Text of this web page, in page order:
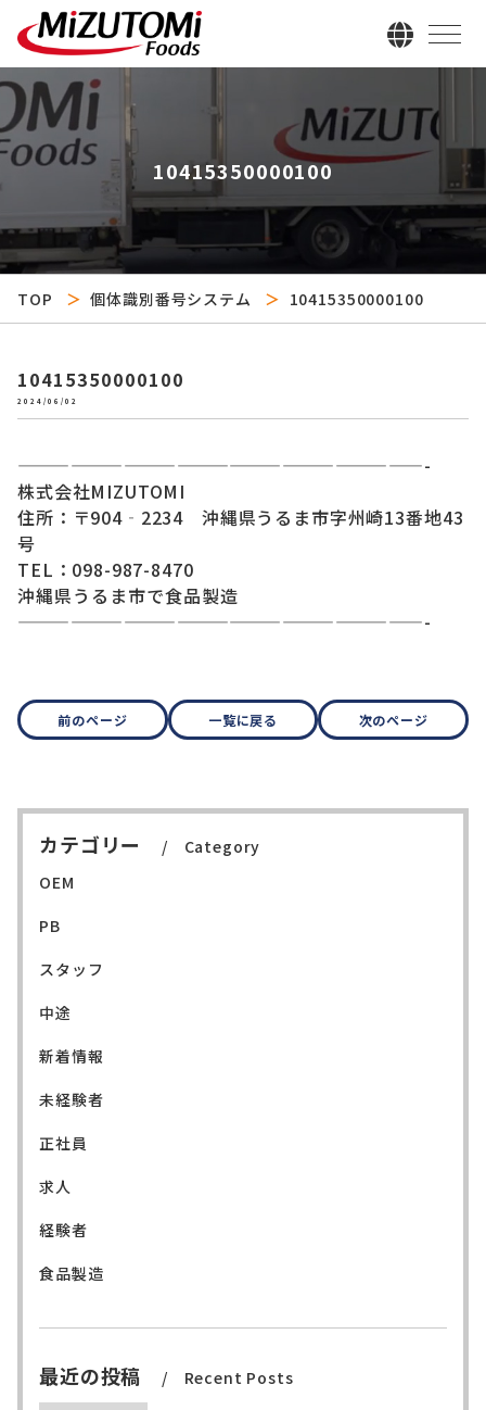
10415350000100
TOP 個体識別番号システム 10415350000100
10415350000100
2024/06/02
———————————————————————-
株式会社MIZUTOMI
住所：〒904‐2234 沖縄県うるま市字州崎13番地43
号
TEL：098-987-8470
沖縄県うるま市で食品製造
———————————————————————-
前のページ 一覧に戻る 次のページ
カテゴリー
Category
OEM
PB
スタッフ
中途
新着情報
未経験者
正社員
求人
経験者
食品製造
最近の投稿 Recent Posts